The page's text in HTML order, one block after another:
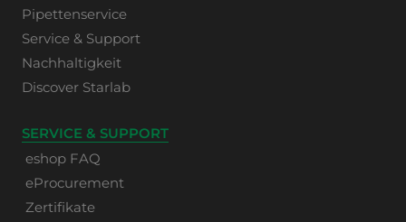
Pipettenservice
Service & Support
Nachhaltigkeit
Discover Starlab
SERVICE & SUPPORT
eshop FAQ
eProcurement
Zertifikate